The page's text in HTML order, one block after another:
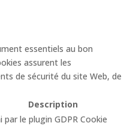
essentiels au bon
assurent les
de sécurité du site Web, de
Description
par le plugin GDPR Cookie